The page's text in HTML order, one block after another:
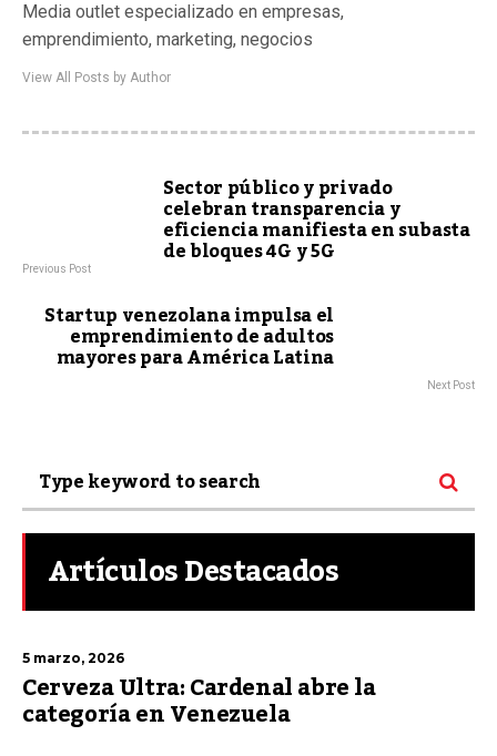
Media outlet especializado en empresas,
emprendimiento, marketing, negocios
View All Posts by Author
Sector público y privado
celebran transparencia y
eficiencia manifiesta en subasta
de bloques 4G y 5G
Previous Post
Startup venezolana impulsa el
emprendimiento de adultos
mayores para América Latina
Next Post
Artículos Destacados
5 marzo, 2026
Cerveza Ultra: Cardenal abre la
categoría en Venezuela